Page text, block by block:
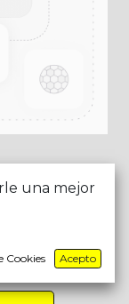
una mejor
Cookies Acepto